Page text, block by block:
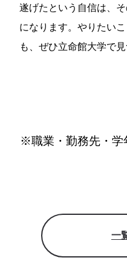
遂げたという自信は、
になります。やりたい
も、ぜひ立命館大学で見
※職業・勤務先・学
一